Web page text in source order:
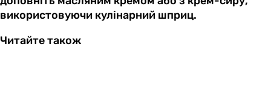
використовуючи кулінарний шприц.
Читайте також